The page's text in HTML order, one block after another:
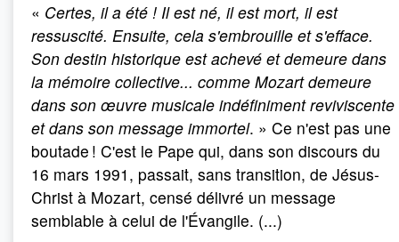
« Certes, il a été ! Il est né, il est mort, il est
ressuscité. Ensuite, cela s'embrouille et s'efface.
Son destin historique est achevé et demeure dans
la mémoire collective... comme Mozart demeure
dans son œuvre musicale indéfiniment reviviscente
et dans son message immortel. » Ce n'est pas une
boutade ! C'est le Pape qui, dans son discours du
16 mars 1991, passait, sans transition, de Jésus-
Christ à Mozart, censé délivré un message
semblable à celui de l'Évangile. (...)